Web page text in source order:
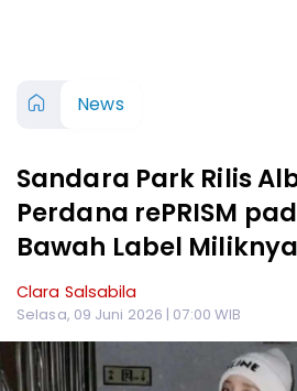
News
Sandara Park Rilis
Perdana rePRISM
Bawah Label
Clara Salsabila
Selasa, 09 Juni 2026 | 07:00 WIB